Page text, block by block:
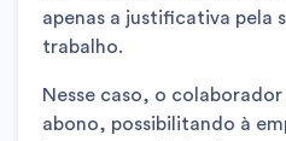
apenas a justificativa pela
trabalho.
Nesse caso, o
abono, possibilitando à